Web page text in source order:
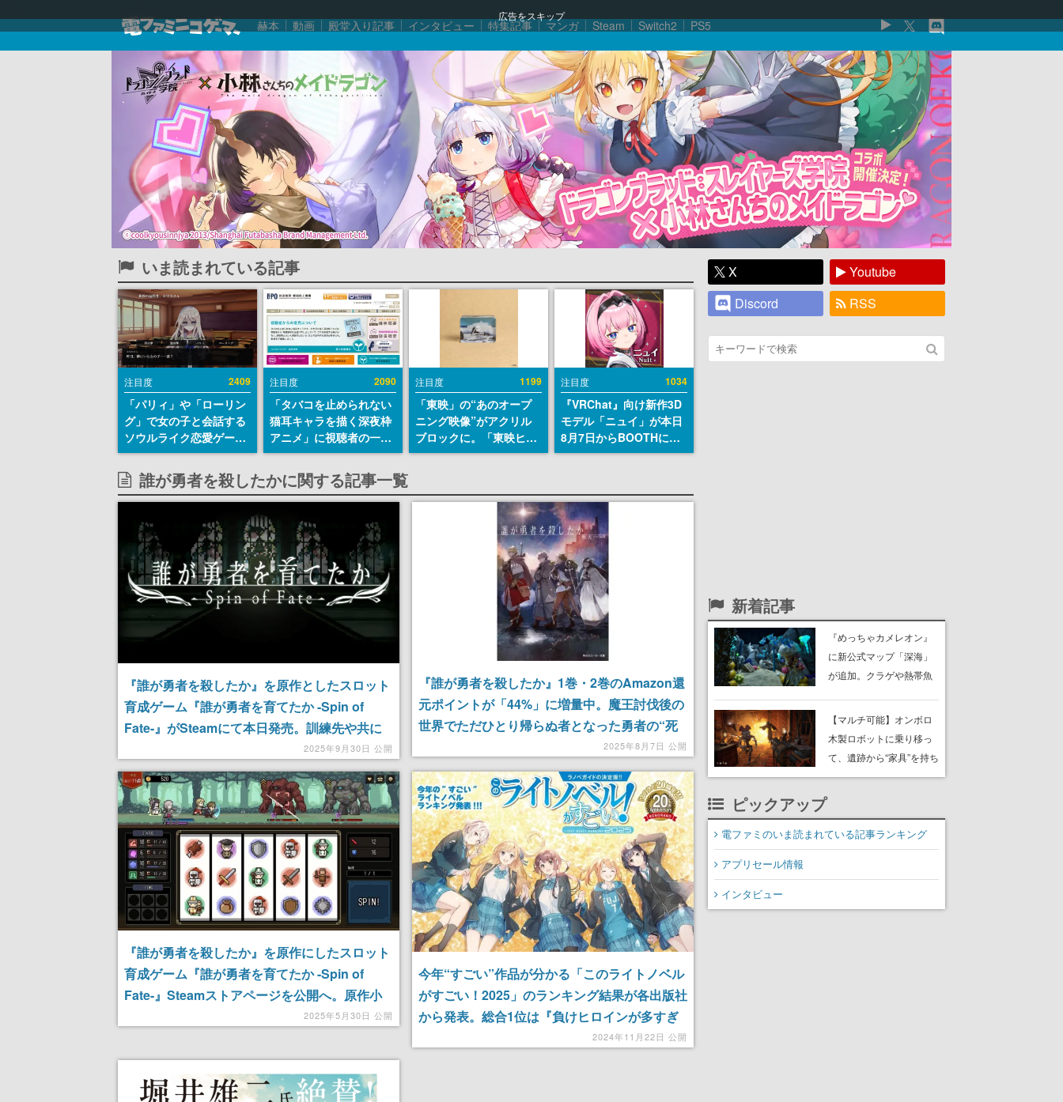
広告をスキップ
赫本 動画 殿堂入り記事 インタビュー 特集記事 マンガ Steam Switch2 PS5
いま読まれている記事
注目度 2409
「パリィ」や「ローリン
グ」で女の子と会話する
ソウルライク恋愛ゲーム
『小早川さんはソウルラ
イク』無料公開。返事に
失敗すると「YOU
DIED」
注目度 2090
「タバコを止められない
猫耳キャラを描く深夜枠
アニメ」に視聴者の一部
から批判意見。違法薬物
の使用と思しき描写も含
めて、BPOが議論を交わ
す
注目度 1199
「東映」の“あのオープ
ニング映像”がアクリル
ブロックに。「東映ヒス
トリカル グッズコレクシ
注目度 1034
『VRChat』向け新作3D
モデル「ニュイ」が本日
8月7日からBOOTHにて
発売。瞳に光る星や感情
誰が勇者を殺したかに関する記事一覧
『誰が勇者を殺したか』を原作としたスロット
育成ゲーム『誰が勇者を育てたか -Spin of
Fate-』がSteamにて本日発売。訓練先や共に
行動する仲間によって育成ルートが変化するほ
か、戦略にあわせスロットを自由にカスタマイ
ズできる
2025年9月30日 公開
『誰が勇者を殺したか』1巻・2巻のAmazon還
元ポイントが「44%」に増量中。魔王討伐後の
世界でただひとり帰らぬ者となった勇者の“死
の真相”に迫るファンタジーミステリ小説
2025年8月7日 公開
『誰が勇者を殺したか』を原作にしたスロット
育成ゲーム『誰が勇者を育てたか -Spin of
Fate-』Steamストアページを公開へ。原作小
説3巻の発売にあわせて、シリーズ累計30万部
2025年5月30日 公開
今年“すごい”作品が分かる「このライトノベル
がすごい！2025」のランキング結果が各出版社
から発表。総合1位は『負けヒロインが多すぎ
る！』、『お隣の天使様』のヒロイン・椎名真
2024年11月22日 公開
X
Youtube
Discord
RSS
新着記事
『めっちゃカメレオン』
に新公式マップ「深海」
が追加。クラゲや熱帯魚
や大きな貝も
【マルチ可能】オンボロ
木製ロボットに乗り移っ
て、遺跡から“家具”を持ち
帰るホラーアクションゲ
売。迫る“腐敗”から逃げ延
び、持ち帰った家具で基
ピックアップ
電ファミのいま読まれている記事ランキング
アプリセール情報
インタビュー